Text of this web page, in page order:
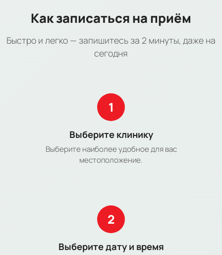
Как записаться на приём
Быстро и легко — запишитесь за 2 минуты, даже на
сегодня
1
Выберите клинику
Выберите наиболее удобное для вас
местоположение.
2
Выберите дату и время